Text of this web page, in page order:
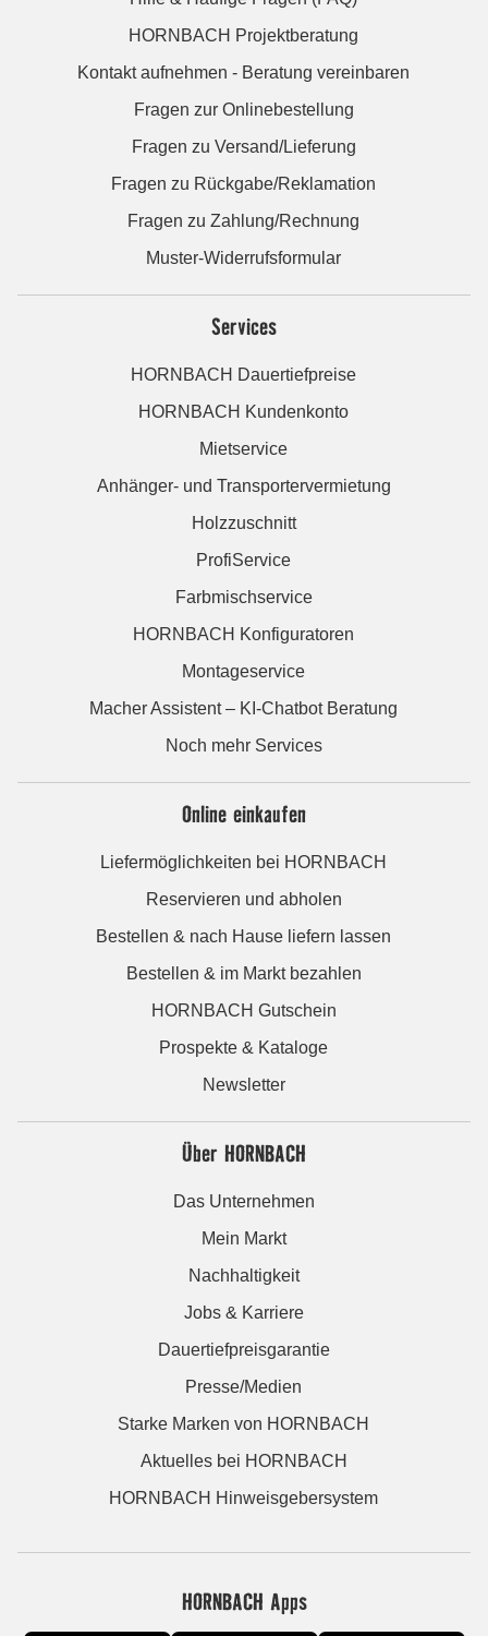
HORNBACH Projektberatung
Kontakt aufnehmen - Beratung vereinbaren
Fragen zur Onlinebestellung
Fragen zu Versand/Lieferung
Fragen zu Rückgabe/Reklamation
Fragen zu Zahlung/Rechnung
Muster-Widerrufsformular
Services
HORNBACH Dauertiefpreise
HORNBACH Kundenkonto
Mietservice
Anhänger- und Transportervermietung
Holzzuschnitt
ProfiService
Farbmischservice
HORNBACH Konfiguratoren
Montageservice
Macher Assistent – KI-Chatbot Beratung
Noch mehr Services
Online einkaufen
Liefermöglichkeiten bei HORNBACH
Reservieren und abholen
Bestellen & nach Hause liefern lassen
Bestellen & im Markt bezahlen
HORNBACH Gutschein
Prospekte & Kataloge
Newsletter
Über HORNBACH
Das Unternehmen
Mein Markt
Nachhaltigkeit
Jobs & Karriere
Dauertiefpreisgarantie
Presse/Medien
Starke Marken von HORNBACH
Aktuelles bei HORNBACH
HORNBACH Hinweisgebersystem
HORNBACH Apps